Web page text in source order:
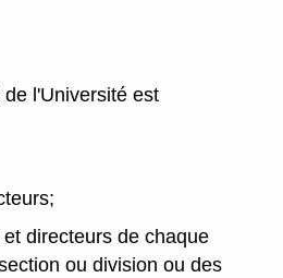
de l'Université est
directeurs de chaque
ou division ou des